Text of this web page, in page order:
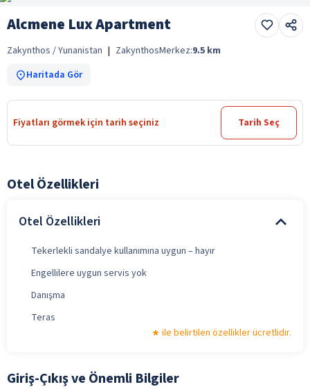
Alcmene Lux Apartment
Zakynthos / Yunanistan | ZakynthosMerkez:9.5 km
Haritada Gör
Fiyatları görmek için tarih seçiniz Tarih Seç
Otel Özellikleri
Otel Özellikleri
Tekerlekli sandalye kullanımına uygun – hayır
Engellilere uygun servis yok
Danışma
Teras
ile belirtilen özellikler ücretlidir.
Giriş-Çıkış ve Önemli Bilgiler